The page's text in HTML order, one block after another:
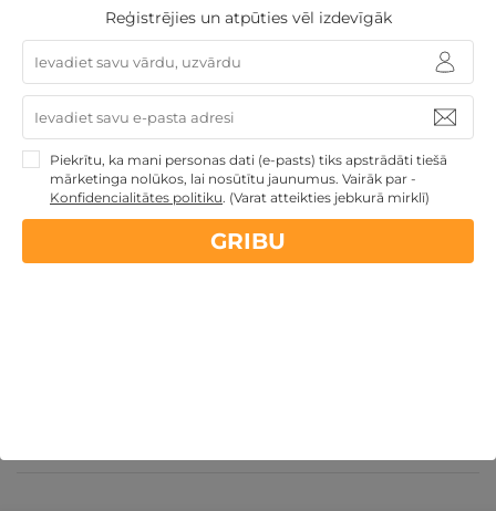
Restorāna "Le Dome" DĀVANU KARTE
Rīga,Dome Hotel Riga ★ ★ ★ ★ ★
Reģistrējies un atpūties vēl izdevīgāk
Piekrītu, ka mani personas dati (e-pasts) tiks apstrādāti tiešā
mārketinga nolūkos, lai nosūtītu jaunumus. Vairāk par -
Konfidencialitātes politiku. (Varat atteikties jebkurā mirklī)
GRIBU